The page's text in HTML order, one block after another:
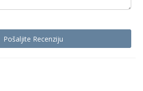
Pošaljite Recenziju